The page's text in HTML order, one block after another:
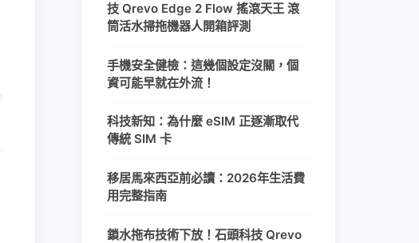
技 Qrevo Edge 2 Flow 搖滾天王 滾
筒活水掃拖機器人開箱評測
手機安全健檢：這幾個設定沒關，個
資可能早就在外流！
科技新知：為什麼 eSIM 正逐漸取代
傳統 SIM 卡
移居馬來西亞前必讀：2026年生活費
用完整指南
鎖水拖布技術下放！石頭科技 Qrevo